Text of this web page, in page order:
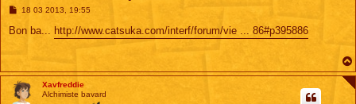
M
s
18 03 2013, 19:55
Bon ba... http://www.catsuka.com/interf/forum/vie ... 86#p395886
Xavfreddie
Alchimiste bavard